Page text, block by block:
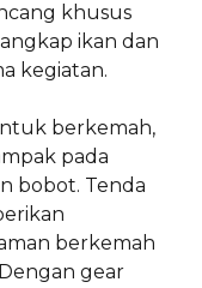
khusus
ikan dan
kegiatan.
berkemah,
pada
bobot. Tenda
berkemah
gear